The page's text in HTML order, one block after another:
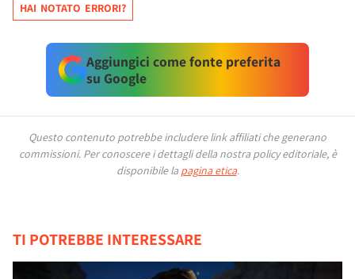
HAI NOTATO ERRORI?
Aggiungici come fonte preferita
su Google
Questo contenuto potrebbe includere link affiliati che generano
commissioni. Per conoscere i dettagli della nostra policy editoriale, è
disponibile la pagina etica.
TI POTREBBE INTERESSARE